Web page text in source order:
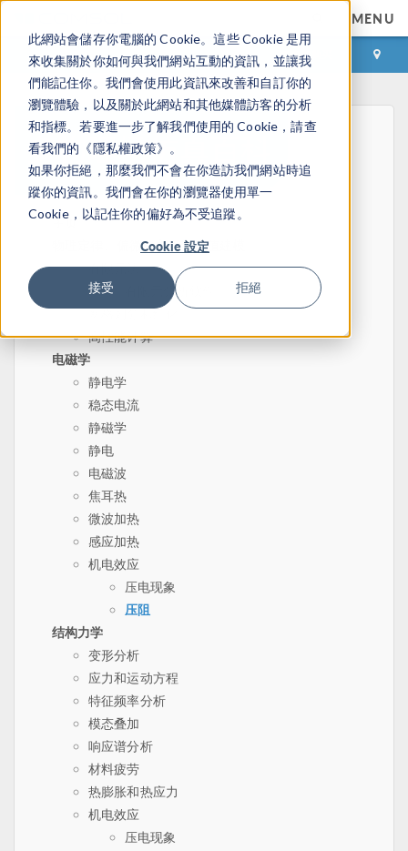
此網站會儲存你電腦的 Cookie。這些 Cookie 是用
來收集關於你如何與我們網站互動的資訊，並讓我
們能記住你。我們會使用此資訊來改善和自訂你的
瀏覽體驗，以及關於此網站和其他媒體訪客的分析
和指標。若要進一步了解我們使用的 Cookie，請查
看我們的《隱私權政策》。
如果你拒絕，那麼我們不會在你造訪我們網站時追
蹤你的資訊。我們會在你的瀏覽器使用單一
Cookie，以記住你的偏好為不受追蹤。
Cookie 設定
接受 拒絕
MENU
登录 咨询与购买
主页
物理定律、偏微分方程和数值建模
有限元法
有限元分析软件
网格划分和细化
高性能计算
电磁学
静电学
稳态电流
静磁学
静电
电磁波
焦耳热
微波加热
感应加热
机电效应
压电现象
压阻
结构力学
变形分析
应力和运动方程
特征频率分析
模态叠加
响应谱分析
材料疲劳
热膨胀和热应力
机电效应
压电现象